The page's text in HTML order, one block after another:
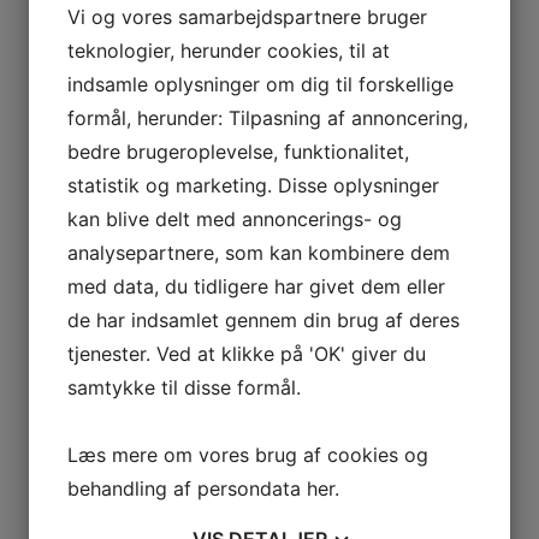
Lad os hjælpe dig med dine husberegninger.
Beskriv kort dit projekt og upload evt.
projekttegninger, og få et uforpligtende tilbud inden
for 24 timer.
Navn*
Telefon*
Vi og vores samarbejdspartnere bruger
teknologier, herunder cookies, til at
indsamle oplysninger om dig til forskellige
formål, herunder: Tilpasning af annoncering,
bedre brugeroplevelse, funktionalitet,
statistik og marketing. Disse oplysninger
kan blive delt med annoncerings- og
analysepartnere, som kan kombinere dem
med data, du tidligere har givet dem eller
de har indsamlet gennem din brug af deres
tjenester. Ved at klikke på 'OK' giver du
samtykke til disse formål.
Læs mere om vores brug af cookies og
behandling af persondata her.